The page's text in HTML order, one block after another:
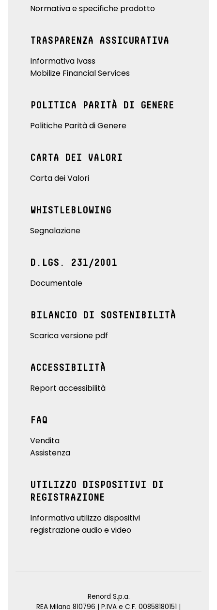
Normativa e specifiche prodotto
TRASPARENZA ASSICURATIVA
Informativa Ivass
Mobilize Financial Services
POLITICA PARITÀ DI GENERE
Politiche Parità di Genere
CARTA DEI VALORI
Carta dei Valori
WHISTLEBLOWING
Segnalazione
D.LGS. 231/2001
Documentale
BILANCIO DI SOSTENIBILITÀ
Scarica versione pdf
ACCESSIBILITÀ
Report accessibilità
FAQ
Vendita
Assistenza
UTILIZZO DISPOSITIVI DI
REGISTRAZIONE
Informativa utilizzo dispositivi
registrazione audio e video
Renord S.p.a.
REA Milano 810796 | P.IVA e C.F. 00858180151 |